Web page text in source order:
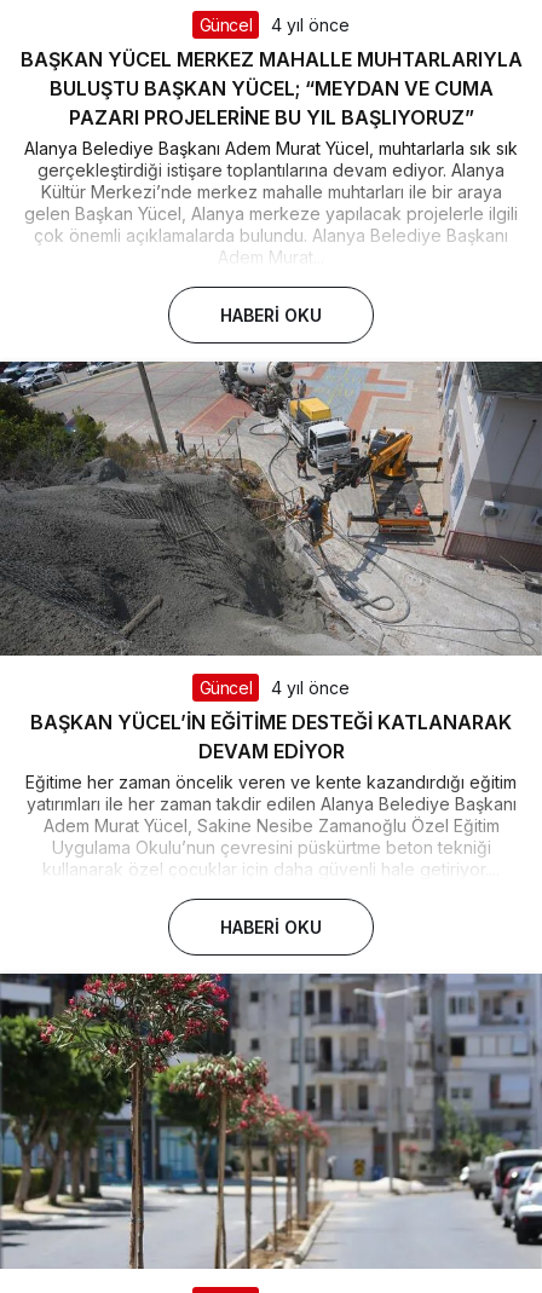
Güncel 4 yıl önce
BAŞKAN YÜCEL MERKEZ MAHALLE MUHTARLARIYLA
BULUŞTU BAŞKAN YÜCEL; “MEYDAN VE CUMA
PAZARI PROJELERİNE BU YIL BAŞLIYORUZ”
Alanya Belediye Başkanı Adem Murat Yücel, muhtarlarla sık sık
gerçekleştirdiği istişare toplantılarına devam ediyor. Alanya
Kültür Merkezi’nde merkez mahalle muhtarları ile bir araya
gelen Başkan Yücel, Alanya merkeze yapılacak projelerle ilgili
çok önemli açıklamalarda bulundu. Alanya Belediye Başkanı
Adem Murat...
HABERI OKU
Güncel 4 yıl önce
BAŞKAN YÜCEL’İN EĞİTİME DESTEĞİ KATLANARAK
DEVAM EDİYOR
Eğitime her zaman öncelik veren ve kente kazandırdığı eğitim
yatırımları ile her zaman takdir edilen Alanya Belediye Başkanı
Adem Murat Yücel, Sakine Nesibe Zamanoğlu Özel Eğitim
Uygulama Okulu’nun çevresini püskürtme beton tekniği
kullanarak özel çocuklar için daha güvenli hale getiriyor....
HABERI OKU